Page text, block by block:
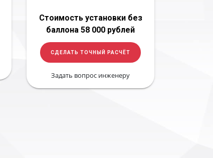
Стоимость установки без
баллона 58 000 рублей
СДЕЛАТЬ ТОЧНЫЙ РАСЧЁТ
Задать вопрос инженеру